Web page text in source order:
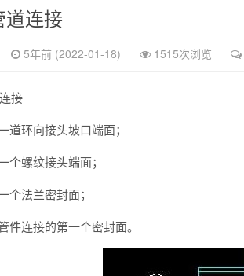
连接
5年前 (2022-01-18) 1515次浏览
接
道环向接头坡口端面；
个螺纹接头端面；
个法兰密封面；
件连接的第一个密封面。